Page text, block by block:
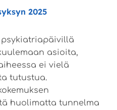
2025
asioita,
ei vielä
tutustua.
huolimatta tunnelma